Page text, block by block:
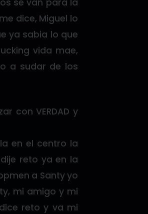
se van para la
dice, Miguel lo
ya sabia lo que
vida mae,
a sudar de los
con VERDAD y
en el centro la
reto ya en la
a Santy yo
mi amigo y mi
reto y va mi